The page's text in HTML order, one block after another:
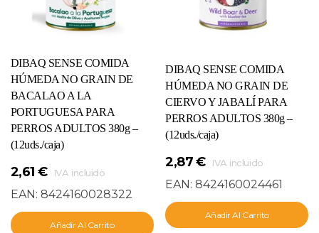
DIBAQ SENSE COMIDA
HÚMEDA NO GRAIN DE
BACALAO A LA
PORTUGUESA PARA
PERROS ADULTOS 380g –
(12uds./caja)
2,61 € IVA incluido
EAN: 8424160028322
Añadir Al Carrito
DIBAQ SENSE COMIDA
HÚMEDA NO GRAIN DE
CIERVO Y JABALÍ PARA
PERROS ADULTOS 380g –
(12uds./caja)
2,87€ IVA incluido
EAN:8424160024461
Añadir Al Carrito